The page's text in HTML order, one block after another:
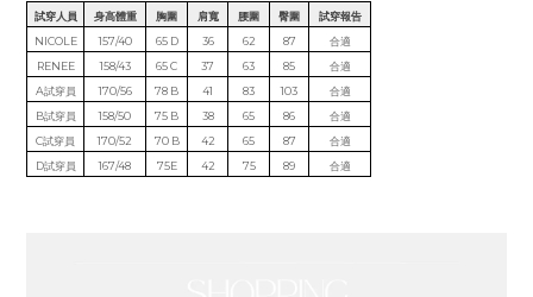
試穿人員 身高體重 胸圍 肩寬 腰圍 臀圍
試穿報告
NICOLE
157/40 65 D 36 62 87
合適
RENEE
158/43 65 C 37 63 85
合適
A試穿員
170/56 78 B 41 83 103
合適
B試穿員
158/50 75 B 38 65 86
合適
C試穿員
170/52 70 B 42 65 87
合適
D試穿員
167/48 75E 42 75 89 合適